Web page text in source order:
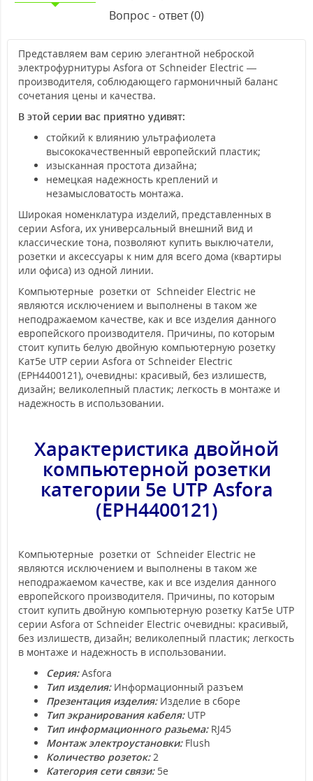
Вопрос - ответ (0)
Представляем вам серию элегантной неброской
электрофурнитуры Asfora от Schneider Electric —
производителя, соблюдающего гармоничный баланс
сочетания цены и качества.
В этой серии вас приятно удивят:
стойкий к влиянию ультрафиолета
высококачественный европейский пластик;
изысканная простота дизайна;
немецкая надежность креплений и
незамысловатость монтажа.
Широкая номенклатура изделий, представленных в
серии Asfora, их универсальный внешний вид и
классические тона, позволяют купить выключатели,
розетки и аксессуары к ним для всего дома (квартиры
или офиса) из одной линии.
Компьютерные розетки от Schneider Electric не
являются исключением и выполнены в таком же
неподражаемом качестве, как и все изделия данного
европейского производителя. Причины, по которым
стоит купить белую двойную компьютерную розетку
Кат5e UTP серии Asfora от Schneider Electric
(EPH4400121), очевидны: красивый, без излишеств,
дизайн; великолепный пластик; легкость в монтаже и
надежность в использовании.
Характеристика двойной
компьютерной розетки
категории 5e UTP Asfora
(EPH4400121)
Компьютерные розетки от Schneider Electric не
являются исключением и выполнены в таком же
неподражаемом качестве, как и все изделия данного
европейского производителя. Причины, по которым
стоит купить двойную компьютерную розетку Кат5e UTP
серии Asfora от Schneider Electric очевидны: красивый,
без излишеств, дизайн; великолепный пластик; легкость
в монтаже и надежность в использовании.
Серия:Asfora
Тип изделия:Информационный разъем
Презентация изделия:Изделие в сборе
Тип экранирования кабеля:UTP
Тип информационного разьема: RJ45
Монтаж электроустановки:Flush
Количество розеток:2
Категория сети связи:5e